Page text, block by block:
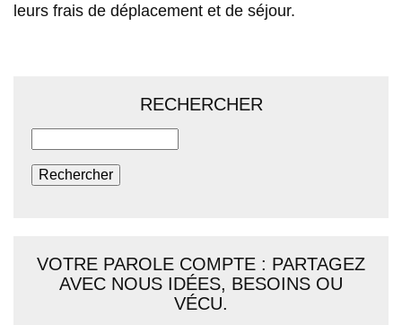
leurs frais de déplacement et de séjour.
RECHERCHER
VOTRE PAROLE COMPTE : PARTAGEZ
AVEC NOUS IDÉES, BESOINS OU
VÉCU.